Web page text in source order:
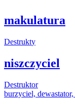
makulatura
Destrukty
niszczyciel
Destruktor
burzyciel, dewastator,